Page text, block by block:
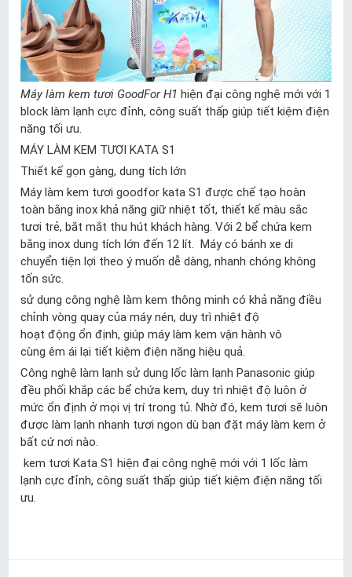
Máy làm kem tươi GoodFor H1 hiện đại công nghệ mới với 1
block làm lạnh cực đỉnh, công suất thấp giúp tiết kiệm điện
năng tối ưu.
MÁY LÀM KEM TƯƠI KATA S1
Thiết kế gọn gàng, dung tích lớn
Máy làm kem tươi goodfor kata S1 được chế tạo hoàn
toàn bằng inox khả năng giữ nhiệt tốt, thiết kế màu sắc
tươi trẻ, bắt mắt thu hút khách hàng. Với 2 bể chứa kem
bằng inox dung tích lớn đến 12 lít. Máy có bánh xe di
chuyển tiện lợi theo ý muốn dễ dàng, nhanh chóng không
tốn sức.
sử dụng công nghệ làm kem thông minh có khả năng điều
chỉnh vòng quay của máy nén, duy trì nhiệt độ
hoạt động ổn định, giúp máy làm kem vận hành vô
cùng êm ái lại tiết kiệm điện năng hiệu quả.
Công nghệ làm lạnh sử dụng lốc làm lạnh Panasonic giúp
đều phối khắp các bể chứa kem, duy trì nhiệt độ luôn ở
mức ổn định ở mọi vị trí trong tủ. Nhờ đó, kem tươi sẽ luôn
được làm lạnh nhanh tươi ngon dù bạn đặt máy làm kem ở
bất cứ nơi nào.
kem tươi Kata S1 hiện đại công nghệ mới với 1 lốc làm
lạnh cực đỉnh, công suất thấp giúp tiết kiệm điện năng tối
ưu.